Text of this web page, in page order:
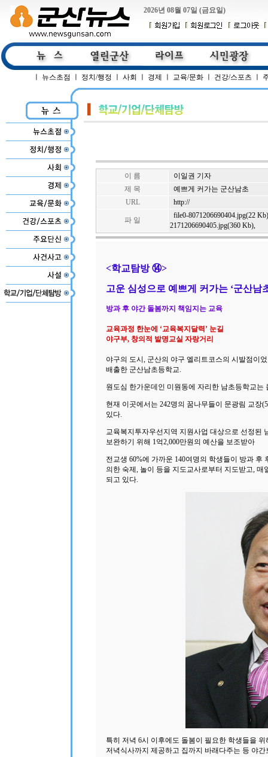
2026년 08월 07일 (금요일)
뉴스초점 정치/행정 사회 경제 교육/문화 건강/스포츠
이 름
이일권 기자
제 목
예쁘게 커가는 군산남초
URL
http://
파 일
file0-8071206690404.jpg(22 Kb)
2171206690405.jpg(360 Kb),
<학교탐방 ⑭>
고운 심성으로 예쁘게 커가는 ‘군산남
방과 후 야간 돌봄까지 책임지는 교육
교육과정 한눈에 ‘교육복지달력’ 눈길
야구부, 창의적 발명교실 자랑거리
야구의 도시, 군산의 야구 엘리트코스의 시발점이
배출한 군산남초등학교.
원도심 한가운데인 미원동에 자리한 남초등학교는
현재 이곳에서는 242명의 꿈나무들이 문광림 교장
있다.
교육복지투자우선지역 지원사업 대상으로 선정된
보완하기 위해 1억2,000만원의 예산을 보조받아
전교생 60%에 가까운 140여명의 학생들이 방과
의한 숙제, 놀이 등을 지도교사로부터 지도받고,
되고 있다.
특히 저녁 6시 이후에도 돌봄이 필요한 학생들을
저녁식사까지 제공하고 집까지 바래다주는 등 야